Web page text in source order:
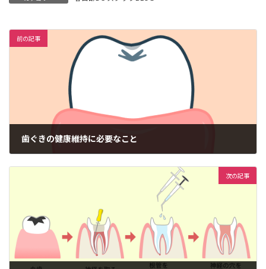
前の記事
歯ぐきの健康維持に必要なこと
次の記事